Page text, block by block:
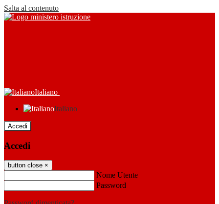
Salta al contenuto
Italiano
Italiano
Accedi
Accedi
button close ×
Nome Utente
Password